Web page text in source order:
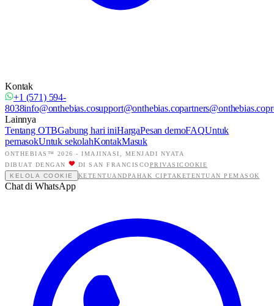
Kontak
+1 (571) 594-
8038info@onthebias.cosupport@onthebias.copartners@onthebias.co
Lainnya
Tentang OTBGabung hari iniHargaPesan demoFAQUntuk
pemasokUntuk sekolahKontakMasuk
ONTHEBIAS™ 2026 - IMAJINASI, MENJADI NYATA
DIBUAT DENGAN
DI SAN FRANCISCOPRIVASICOOKIE
KELOLA COOKIE
KETENTUANDPAHAK CIPTAKETENTUAN PEMASOK
Chat di WhatsApp